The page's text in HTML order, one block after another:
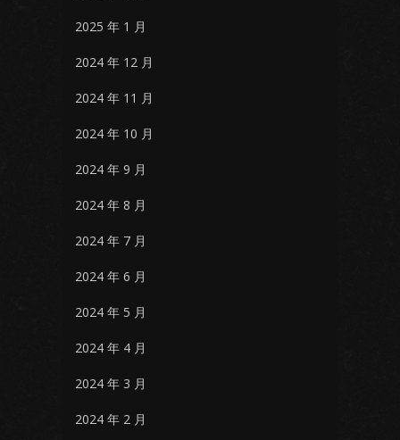
2025 年 1 月
2024 年 12 月
2024 年 11 月
2024 年 10 月
2024 年 9 月
2024 年 8 月
2024 年 7 月
2024 年 6 月
2024 年 5 月
2024 年 4 月
2024 年 3 月
2024 年 2 月